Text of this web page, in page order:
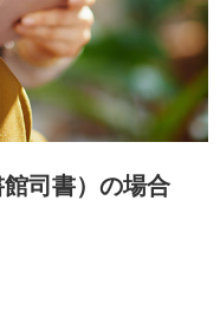
司書）の場合